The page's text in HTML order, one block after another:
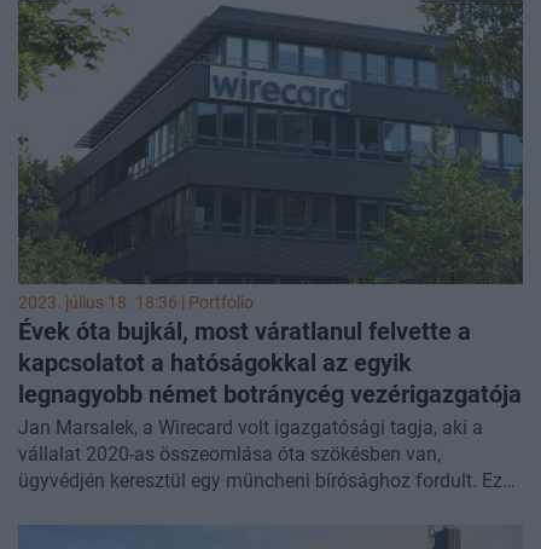
2023. július 18. 18:36 | Portfolio
Évek óta bujkál, most váratlanul felvette a
kapcsolatot a hatóságokkal az egyik
legnagyobb német botránycég vezérigazgatója
Jan Marsalek, a Wirecard volt igazgatósági tagja, aki a
vállalat 2020-as összeomlása óta szökésben van,
ügyvédjén keresztül egy müncheni bírósághoz fordult. Ez
akinek tartózkodási helye évek óta ismeretlen. A német